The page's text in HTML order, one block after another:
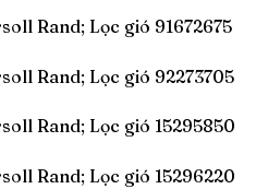
Rand; Lọc gió 91672675
Rand; Lọc gió 92273705
Rand; Lọc gió 15295850
Rand; Lọc gió 15296220